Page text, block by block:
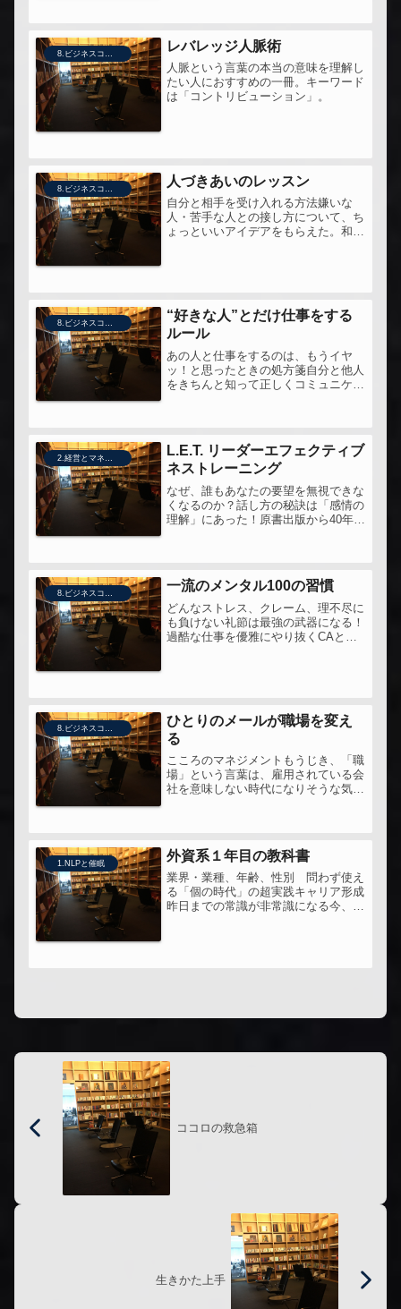
レバレッジ人脈術
人脈という言葉の本当の意味を理解し
たい人におすすめの一冊。キーワード
は「コントリビューション」。
人づきあいのレッスン
自分と相手を受け入れる方法嫌いな
人・苦手な人との接し方について、ち
ょっといいアイデアをもらえた。和田
8.ビジネスコミュニケーション
“好きな人”とだけ仕事をする
ルール
あの人と仕事をするのは、もうイヤ
ッ！と思ったときの処方箋自分と他人
をきちんと知って正しくコミュニケー
もつオジサン世代とのコミュニケーシ
ョン...
2.経営とマネジメント
L.E.T. リーダーエフェクティブ
ネストレーニング
なぜ、誰もあなたの要望を無視できな
くなるのか？話し方の秘訣は「感情の
理解」にあった！原書出版から40年以
一度セミナーで学びなおしている。...
8.ビジネスコミュニケーション 一流のメンタル100の習慣
どんなストレス、クレーム、理不尽に
も負けない礼節は最強の武器になる！
過酷な仕事を優雅にやり抜くCAと言
8.ビジネスコミュニケーション
ひとりのメールが職場を変え
る
こころのマネジメントもうじき、「職
場」という言葉は、雇用されている会
社を意味しない時代になりそうな気が
と、興味深い。各社のSNSサービス
の...
1.NLPと催眠 外資系１年目の教科書
業界・業種、年齢、性別 問わず使え
る「個の時代」の超実践キャリア形成
昨日までの常識が非常識になる今、自
ココロの救急箱
生きかた上手